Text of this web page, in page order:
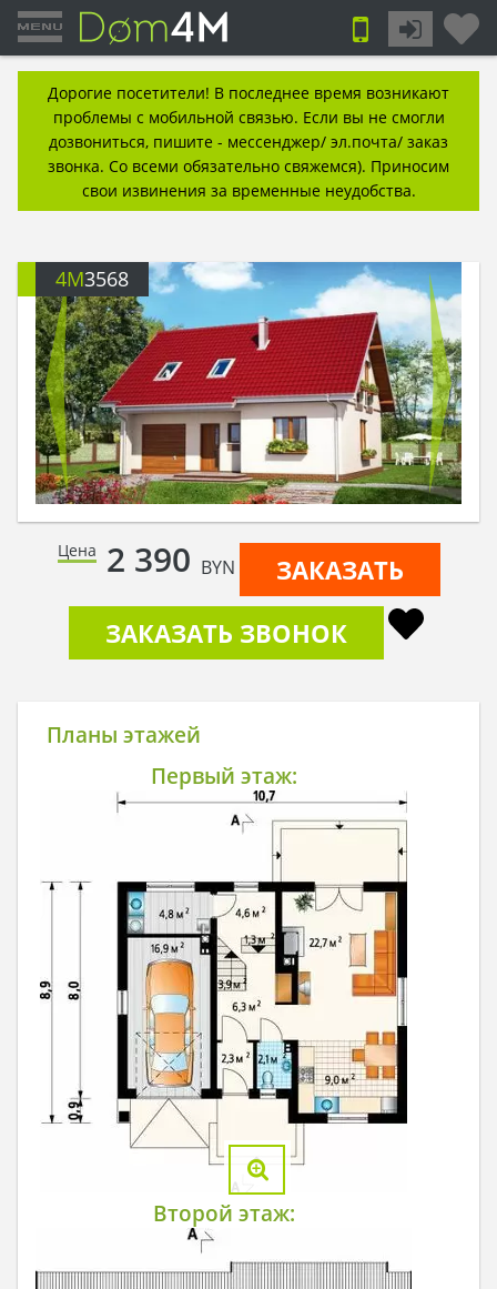
Дорогие посетители! В последнее время возникают
проблемы с мобильной связью. Если вы не смогли
дозвониться, пишите - мессенджер/ эл.почта/ заказ
звонка. Со всеми обязательно свяжемся). Приносим
свои извинения за временные неудобства.
4M3568
Цена 2 390 BYN
ЗАКАЗАТЬ
ЗАКАЗАТЬ ЗВОНОК
Планы этажей
Первый этаж:
Второй этаж: